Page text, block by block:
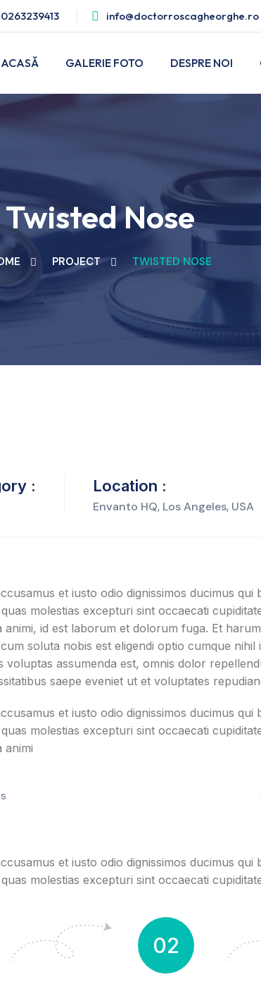
0263239413 info@doctorroscagheorghe.ro
ACASĂ GALERIE FOTO DESPRE NOI
Twisted Nose
PROJECT TWISTED NOSE
: Location :
Envanto HQ, Los Angeles, USA
et iusto odio dignissimos ducimus
molestias excepturi sint occaecati
animi, id est laborum et dolorum fuga. Et
soluta nobis est eligendi optio cumque
voluptas assumenda est, omnis dolor
saepe eveniet ut et voluptates
et iusto odio dignissimos ducimus
molestias excepturi sint occaecati
animi
et iusto odio dignissimos ducimus
molestias excepturi sint occaecati
02